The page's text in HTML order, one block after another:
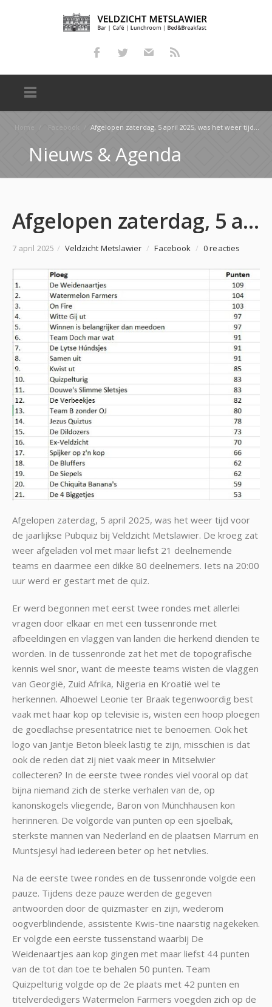
Home Facebook Afgelopen zaterdag, 5 april 2025, was het weer tijd voor de jaarlijkse Pubquiz bij Veldzicht Metslaw…
Nieuws & Agenda
Afgelopen zaterdag, 5 april 2025, was het weer tijd voor de jaarlijkse Pubquiz bij Veldzicht Metslaw…
7 april 2025 / Veldzicht Metslawier / Facebook / 0 reacties
Afgelopen zaterdag, 5 april 2025, was het weer tijd voor
de jaarlijkse Pubquiz bij Veldzicht Metslawier. De kroeg zat
weer afgeladen vol met maar liefst 21 deelnemende
teams en daarmee een dikke 80 deelnemers. Iets na 20:00
uur werd er gestart met de quiz.
Er werd begonnen met eerst twee rondes met allerlei
vragen door elkaar en met een tussenronde met
afbeeldingen en vlaggen van landen die herkend dienden te
worden. In de tussenronde zat het met de topografische
kennis wel snor, want de meeste teams wisten de vlaggen
van Georgië, Zuid Afrika, Nigeria en Kroatië wel te
herkennen. Alhoewel Leonie ter Braak tegenwoordig best
vaak met haar kop op televisie is, wisten een hoop ploegen
de goedlachse presentatrice niet te benoemen. Ook het
logo van Jantje Beton bleek lastig te zijn, misschien is dat
ook de reden dat zij niet vaak meer in Mitselwier
collecteren? In de eerste twee rondes viel vooral op dat
bijna niemand zich de sterke verhalen van de, op
kanonskogels vliegende, Baron von Münchhausen kon
herinneren. De volgorde van punten op een sjoelbak,
sterkste mannen van Nederland en de plaatsen Marrum en
Muntsjesyl had iedereen beter op het netvlies.
Na de eerste twee rondes en de tussenronde volgde een
pauze. Tijdens deze pauze werden de gegeven
antwoorden door de quizmaster en zijn, wederom
oogverblindende, assistente Kwis-tine naarstig nagekeken.
Er volgde een eerste tussenstand waarbij De
Weidenaartjes aan kop gingen met maar liefst 44 punten
van de tot dan toe te behalen 50 punten. Team
Quizpelturig volgde op de 2e plaats met 42 punten en
titelverdedigers Watermelon Farmers voegden zich op de